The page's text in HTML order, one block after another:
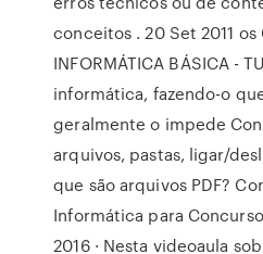
conceitos . 20 Set 2011 os
INFORMÁTICA BÁSICA -
informática, fazendo-o
geralmente o impede
arquivos, pastas, ligar/
que são arquivos PDF?
Informática para
2016 · Nesta videoaula